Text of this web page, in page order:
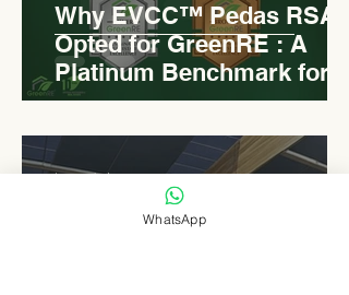
Why EVCC™ Pedas RSA
Opted for GreenRE : A
Platinum Benchmark for
Roadside Development
Levn admin
2 min read
WhatsApp